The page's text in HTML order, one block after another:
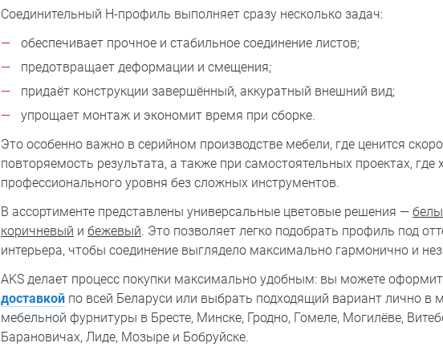
Соединительный H-профиль выполняет сразу несколько задач:
обеспечивает прочное и стабильное соединение листов;
предотвращает деформации и смещения;
придаёт конструкции завершённый, аккуратный внешний вид;
упрощает монтаж и экономит время при сборке.
Это особенно важно в серийном производстве мебели, где ценится
повторяемость результата, а также при самостоятельных проектах, где
профессионального уровня без сложных инструментов.
В ассортименте представлены универсальные цветовые решения —
коричневый и бежевый. Это позволяет легко подобрать профиль под
интерьера, чтобы соединение выглядело максимально гармонично и
AKS делает процесс покупки максимально удобным: вы можете
доставкой по всей Беларуси или выбрать подходящий вариант лично в
мебельной фурнитуры в Бресте, Минске, Гродно, Гомеле, Могилёве,
Барановичах, Лиде, Мозыре и Бобруйске.